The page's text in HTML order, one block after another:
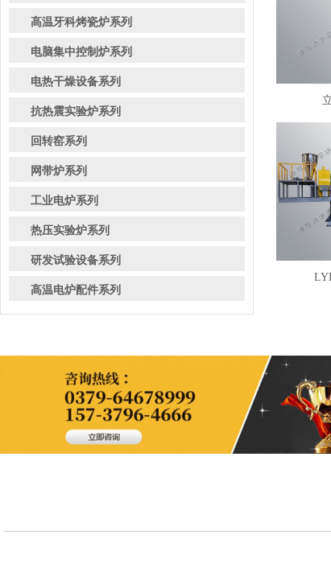
高温牙科烤瓷炉系列
电脑集中控制炉系列
电热干燥设备系列
抗热震实验炉系列
回转窑系列
网带炉系列
工业电炉系列
热压实验炉系列
研发试验设备系列
高温电炉配件系列